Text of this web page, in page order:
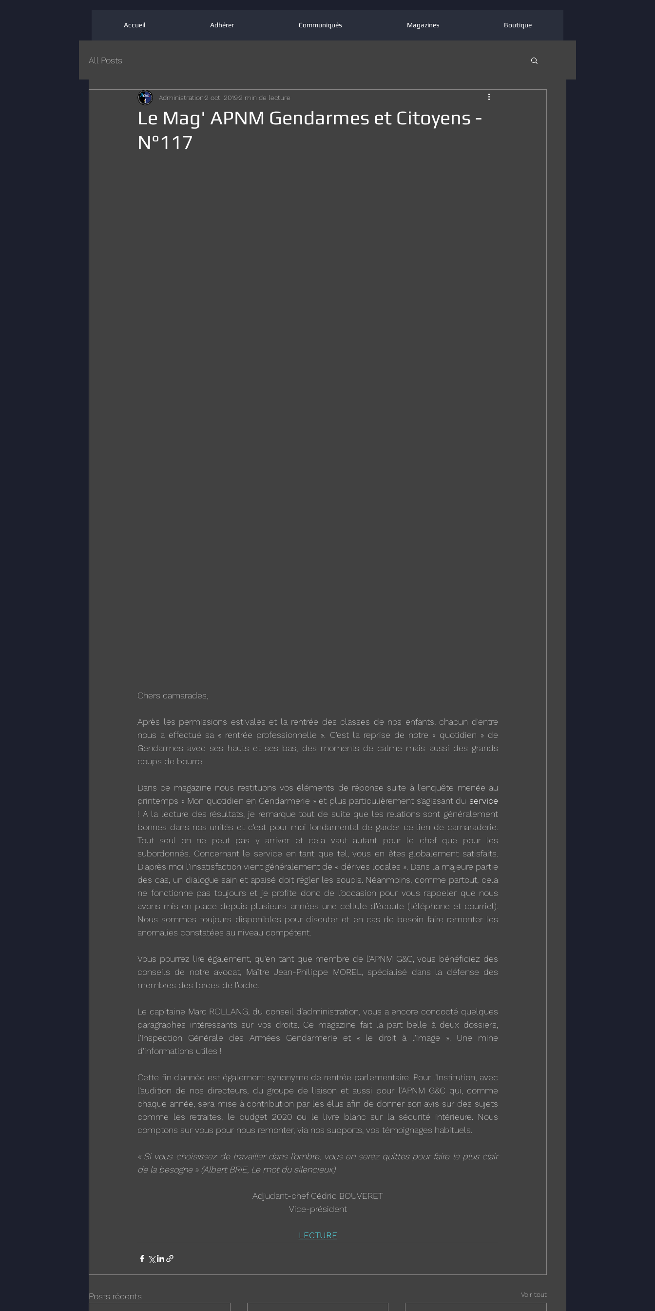
Accueil Adhérer Communiqués Magazines Boutique
All Posts
Le Mag' APNM Gendarmes et Citoyens -
N°117
Administration2 oct. 20192 min de lecture
Chers camarades,
Après les permissions estivales et la rentrée des classes de nos enfants, chacun d'entre
nous a effectué sa « rentrée professionnelle ». C'est la reprise de notre « quotidien » de
Gendarmes avec ses hauts et ses bas, des moments de calme mais aussi des grands
coups de bourre.
Dans ce magazine nous restituons vos éléments de réponse suite à l'enquête menée au
printemps « Mon quotidien en Gendarmerie » et plus particulièrement s’agissant du service
! A la lecture des résultats, je remarque tout de suite que les relations sont généralement
bonnes dans nos unités et c'est pour moi fondamental de garder ce lien de camaraderie.
Tout seul on ne peut pas y arriver et cela vaut autant pour le chef que pour les
subordonnés. Concernant le service en tant que tel, vous en êtes globalement satisfaits.
D'après moi l'insatisfaction vient généralement de « dérives locales ». Dans la majeure partie
des cas, un dialogue sain et apaisé doit régler les soucis. Néanmoins, comme partout, cela
ne fonctionne pas toujours et je profite donc de l’occasion pour vous rappeler que nous
avons mis en place depuis plusieurs années une cellule d’écoute (téléphone et courriel).
Nous sommes toujours disponibles pour discuter et en cas de besoin faire remonter les
anomalies constatées au niveau compétent.
Vous pourrez lire également, qu’en tant que membre de l’APNM G&C, vous bénéficiez des
conseils de notre avocat, Maître Jean-Philippe MOREL, spécialisé dans la défense des
membres des forces de l’ordre.
Le capitaine Marc ROLLANG, du conseil d’administration, vous a encore concocté quelques
paragraphes intéressants sur vos droits. Ce magazine fait la part belle à deux dossiers,
l'Inspection Générale des Armées Gendarmerie et « le droit à l'image ». Une mine
d'informations utiles !
Cette fin d'année est également synonyme de rentrée parlementaire. Pour l’Institution, avec
l’audition de nos directeurs, du groupe de liaison et aussi pour l’APNM G&C qui, comme
chaque année, sera mise à contribution par les élus afin de donner son avis sur des sujets
comme les retraites, le budget 2020 ou le livre blanc sur la sécurité intérieure. Nous
comptons sur vous pour nous remonter, via nos supports, vos témoignages habituels.
« Si vous choisissez de travailler dans l'ombre, vous en serez quittes pour faire le plus clair
de la besogne » (Albert BRIE, Le mot du silencieux)
Adjudant-chef Cédric BOUVERET
Vice-président
LECTURE
Posts récents Voir tout